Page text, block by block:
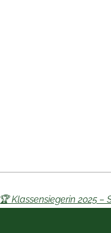
🏆 Klassensiegerin 2025 –